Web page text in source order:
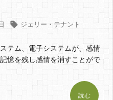
 ジェリー・テナント
テム、電子システムが、感情
憶を残し感情を消すことがで
読む